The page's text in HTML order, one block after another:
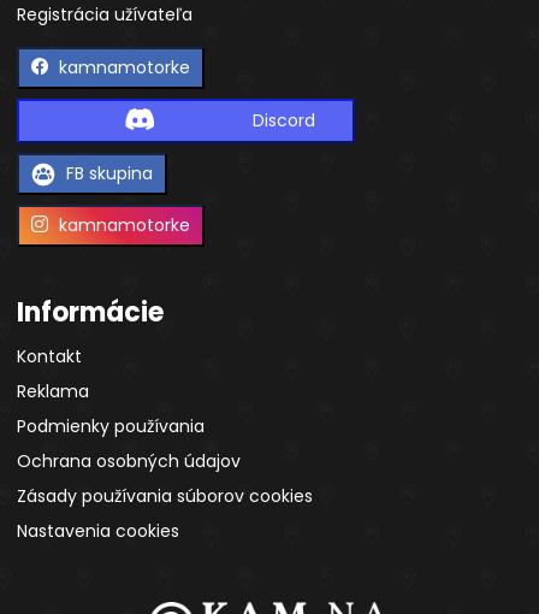
Registrácia užívateľa
kamnamotorke
Discord
FB skupina
kamnamotorke
Informácie
Kontakt
Reklama
Podmienky používania
Ochrana osobných údajov
Zásady používania súborov cookies
Nastavenia cookies